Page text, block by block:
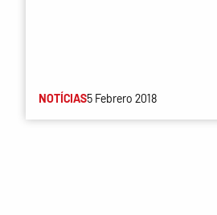
NOTÍCIAS5 Febrero 2018